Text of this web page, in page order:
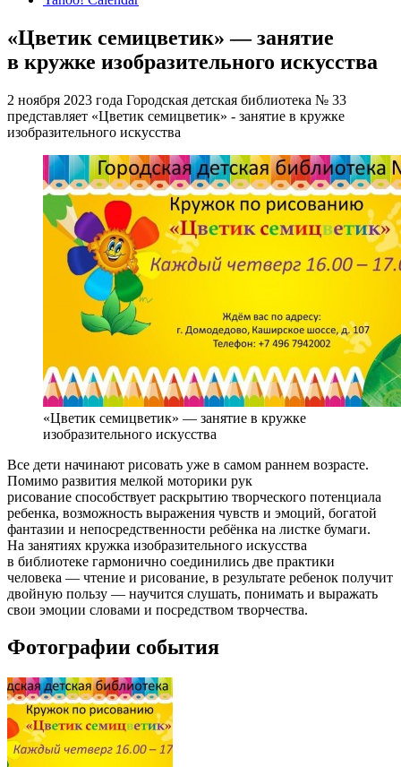
«Цветик семицветик» — занятие
в кружке изобразительного искусства
2 ноября 2023 года Городская детская библиотека № 33
представляет «Цветик семицветик» - занятие в кружке
изобразительного искусства
«Цветик семицветик» — занятие в кружке
изобразительного искусства
Все дети начинают рисовать уже в самом раннем возрасте.
Помимо развития мелкой моторики рук
рисование способствует раскрытию творческого потенциала
ребенка, возможность выражения чувств и эмоций, богатой
фантазии и непосредственности ребёнка на листке бумаги.
На занятиях кружка изобразительного искусства
в библиотеке гармонично соединились две практики
человека — чтение и рисование, в результате ребенок получит
двойную пользу — научится слушать, понимать и выражать
свои эмоции словами и посредством творчества.
Фотографии события